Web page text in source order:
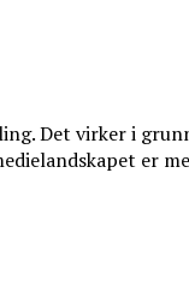
Det virker i
er